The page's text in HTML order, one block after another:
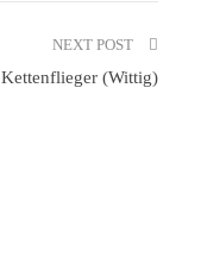
NEXT POST
Kettenflieger (Wittig)